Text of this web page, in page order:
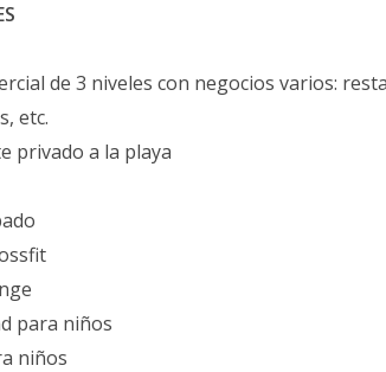
de 3 niveles con negocios varios:
etc.
privado a la playa
para niños
niños